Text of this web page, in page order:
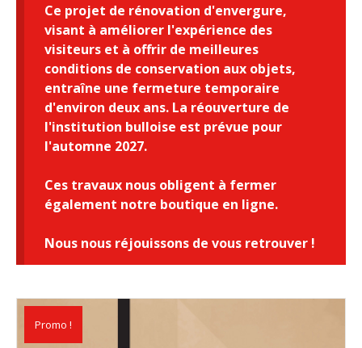
Ce projet de rénovation d'envergure,
visant à améliorer l'expérience des
visiteurs et à offrir de meilleures
conditions de conservation aux objets,
entraîne une fermeture temporaire
d'environ deux ans. La réouverture de
l'institution bulloise est prévue pour
l'automne 2027.
Ces travaux nous obligent à fermer
également notre boutique en ligne.
Nous nous réjouissons de vous retrouver !
Promo !